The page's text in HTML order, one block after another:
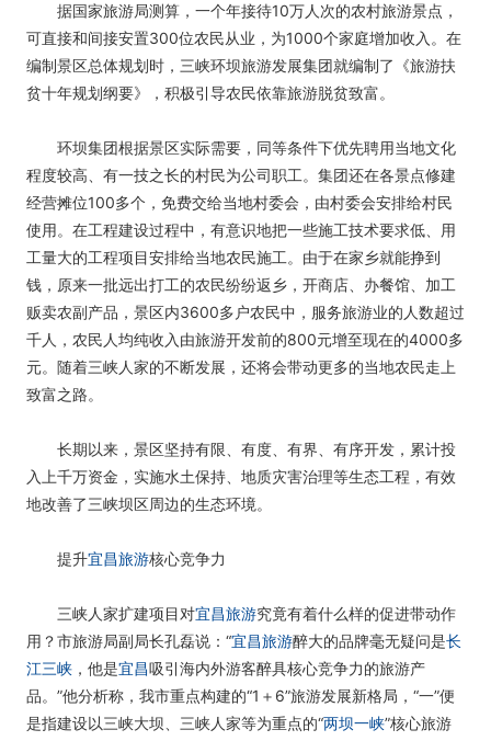
据国家旅游局测算，一个年接待10万人次的农村旅游景点，
可直接和间接安置300位农民从业，为1000个家庭增加收入。在
编制景区总体规划时，三峡环坝旅游发展集团就编制了《旅游扶
贫十年规划纲要》，积极引导农民依靠旅游脱贫致富。
环坝集团根据景区实际需要，同等条件下优先聘用当地文化
程度较高、有一技之长的村民为公司职工。集团还在各景点修建
经营摊位100多个，免费交给当地村委会，由村委会安排给村民
使用。在工程建设过程中，有意识地把一些施工技术要求低、用
工量大的工程项目安排给当地农民施工。由于在家乡就能挣到
钱，原来一批远出打工的农民纷纷返乡，开商店、办餐馆、加工
贩卖农副产品，景区内3600多户农民中，服务旅游业的人数超过
千人，农民人均纯收入由旅游开发前的800元增至现在的4000多
元。随着三峡人家的不断发展，还将会带动更多的当地农民走上
致富之路。
长期以来，景区坚持有限、有度、有界、有序开发，累计投
入上千万资金，实施水土保持、地质灾害治理等生态工程，有效
地改善了三峡坝区周边的生态环境。
提升宜昌旅游核心竞争力
三峡人家扩建项目对宜昌旅游究竟有着什么样的促进带动作
用？市旅游局副局长孔磊说：“宜昌旅游醉大的品牌毫无疑问是长
江三峡 ，他是宜昌吸引海内外游客醉具核心竞争力的旅游产
品。”他分析称，我市重点构建的“1＋6”旅游发展新格局，“一”便
是指建设以三峡大坝、三峡人家等为重点的“两坝一峡”核心旅游